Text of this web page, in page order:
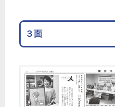
３面